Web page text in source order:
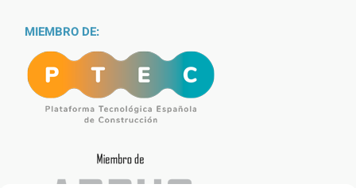
MIEMBRO DE: